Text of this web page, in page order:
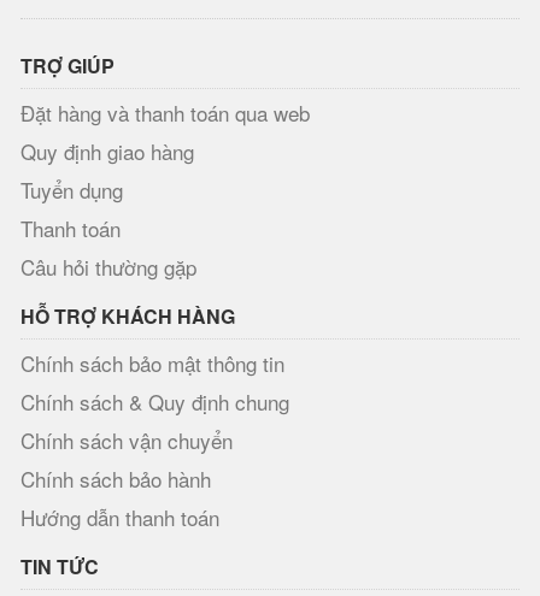
TRỢ GIÚP
Đặt hàng và thanh toán qua web
Quy định giao hàng
Tuyển dụng
Thanh toán
Câu hỏi thường gặp
HỖ TRỢ KHÁCH HÀNG
Chính sách bảo mật thông tin
Chính sách & Quy định chung
Chính sách vận chuyển
Chính sách bảo hành
Hướng dẫn thanh toán
TIN TỨC